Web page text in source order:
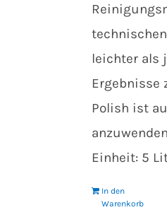
leichter als
Ergebnisse
Polish ist
Einheit: 5
In den
Warenkorb